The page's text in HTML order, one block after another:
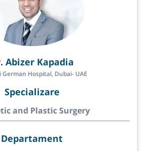
Abizer Kapadia
German Hospital, Dubai- UAE
Specializare
and Plastic Surgery
Departament